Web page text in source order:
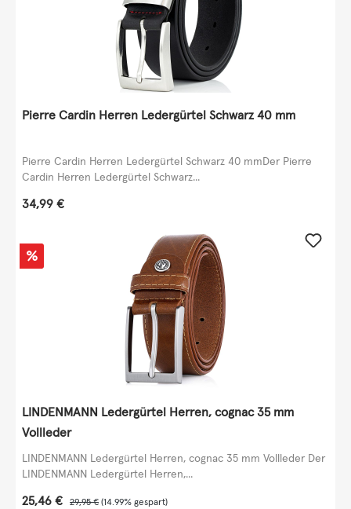
Pierre Cardin Herren Ledergürtel Schwarz 40 mm
Pierre Cardin Herren Ledergürtel Schwarz 40 mmDer Pierre
Cardin Herren Ledergürtel Schwarz...
Regulärer Preis:
34,99 €
Rabatt
%
LINDENMANN Ledergürtel Herren, cognac 35 mm
Vollleder
LINDENMANN Ledergürtel Herren, cognac 35 mm Vollleder Der
LINDENMANN Ledergürtel Herren,...
Verkaufspreis:
25,46 € Regulärer Preis:
29,95 € (14.99% gespart)